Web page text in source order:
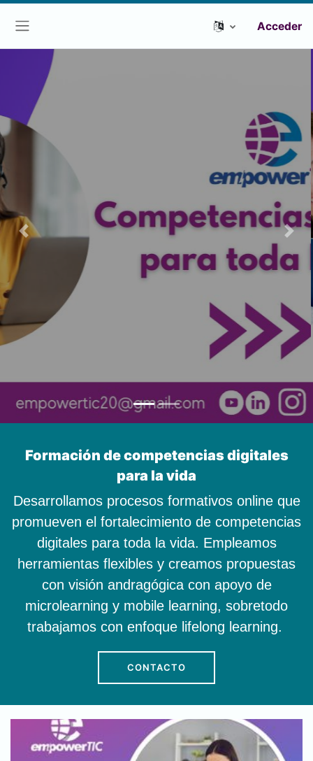
Acceder
Previous Next
Formación de competencias digitales
para la vida
Desarrollamos procesos formativos online que
promueven el fortalecimiento de competencias
digitales para toda la vida. Empleamos
herramientas flexibles y creamos propuestas
con visión andragógica con apoyo de
microlearning y mobile learning, sobretodo
trabajamos con enfoque lifelong learning.
CONTACTO